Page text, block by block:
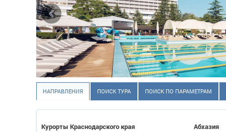
НАПРАВЛЕНИЯ ПОИСК ТУРА ПОИСК ПО ПАРАМЕТРАМ
Курорты Краснодарского края
Абхазия